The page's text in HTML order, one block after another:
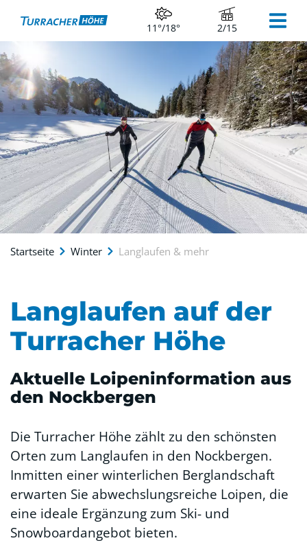
11°/18° 2/15
Startseite Winter Langlaufen & mehr
Langlaufen auf der
Turracher Höhe
Aktuelle Loipeninformation aus
den Nockbergen
Die Turracher Höhe zählt zu den schönsten
Orten zum Langlaufen in den Nockbergen.
Inmitten einer winterlichen Berglandschaft
erwarten Sie abwechslungsreiche Loipen, die
eine ideale Ergänzung zum Ski- und
Snowboardangebot bieten.